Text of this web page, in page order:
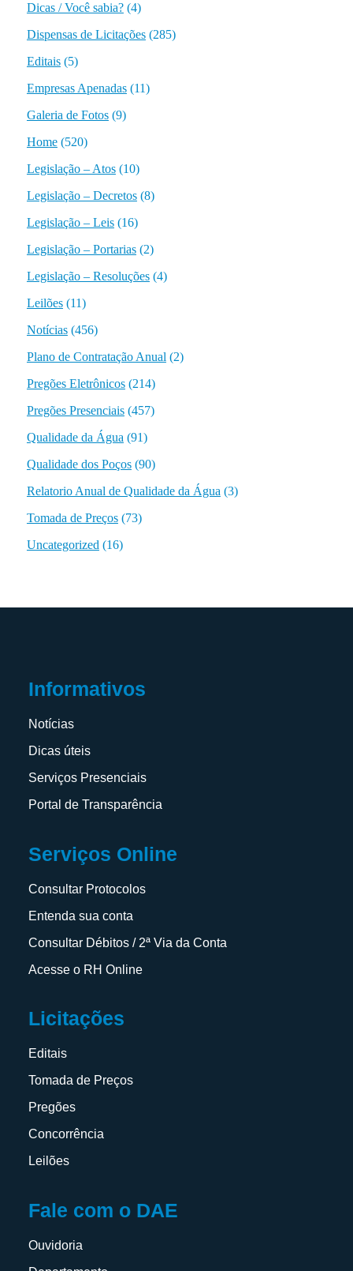
Dicas / Você sabia?(4)
Dispensas de Licitações(285)
Editais(5)
Empresas Apenadas(11)
Galeria de Fotos(9)
Home(520)
Legislação – Atos(10)
Legislação – Decretos(8)
Legislação – Leis(16)
Legislação – Portarias(2)
Legislação – Resoluções(4)
Leilões(11)
Notícias(456)
Plano de Contratação Anual (2)
Pregões Eletrônicos(214)
Pregões Presenciais(457)
Qualidade da Água (91)
Qualidade dos Poços(90)
Relatorio Anual de Qualidade da Água (3)
Tomada de Preços(73)
Uncategorized (16)
Informativos
Notícias
Dicas úteis
Serviços Presenciais
Portal de Transparência
Serviços Online
Consultar Protocolos
Entenda sua conta
Consultar Débitos / 2ª Via da Conta
Acesse o RH Online
Licitações
Editais
Tomada de Preços
Pregões
Concorrência
Leilões
Fale com o DAE
Ouvidoria